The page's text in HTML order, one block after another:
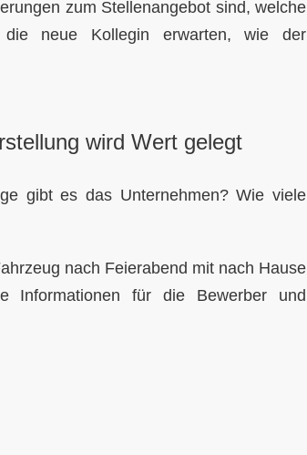
zum Stellenangebot sind, welche
neue Kollegin erwarten, wie der
wird Wert gelegt
gibt es das Unternehmen? Wie viele
nach Feierabend mit nach Hause
Informationen für die Bewerber und